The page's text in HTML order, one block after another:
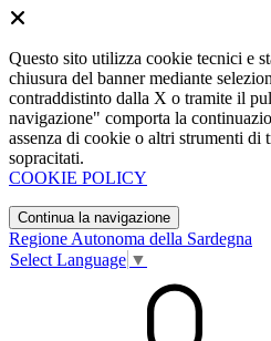
Questo sito utilizza cookie tecnici e
chiusura del banner mediante
contraddistinto dalla X o tramite il
navigazione" comporta la
assenza di cookie o altri strumenti di
sopracitati.
COOKIE POLICY
Continua la navigazione
Regione Autonoma della Sardegna
Select Language ▼